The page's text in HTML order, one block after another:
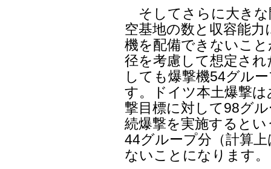
そしてさらに大きな
空基地の数と収容能
機を配備できないこ
径を考慮して想定さ
しても爆撃機54グル
す。ドイツ本土爆撃
撃目標に対して98グ
続爆撃を実施すると
44グループ分（計算
ないことになります。